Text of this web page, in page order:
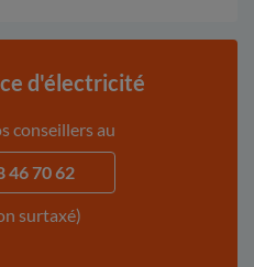
d'électricité
conseillers au
46 70 62
surtaxé)